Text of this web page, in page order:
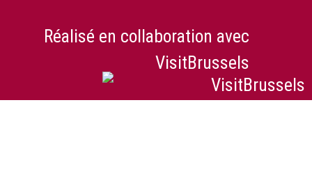
Réalisé en collaboration avec
VisitBrussels